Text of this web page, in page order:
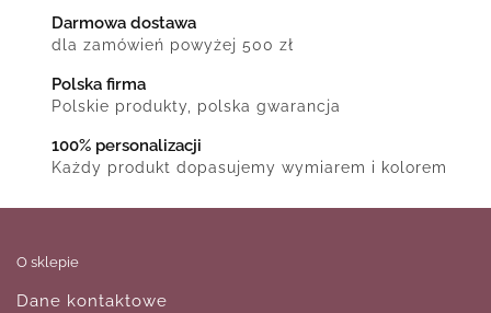
Darmowa dostawa
dla zamówień powyżej 500 zł
Polska firma
Polskie produkty, polska gwarancja
100% personalizacji
Każdy produkt dopasujemy wymiarem i kolorem
O sklepie
Dane kontaktowe